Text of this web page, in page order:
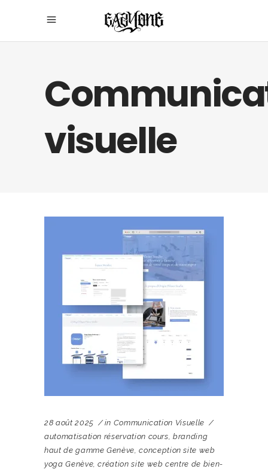
visuelle
28 août 2025 in Communication Visuelle
automatisation réservation cours,branding
haut de gamme Genève,conception site web
yoga Genève,création site web centre de bien-